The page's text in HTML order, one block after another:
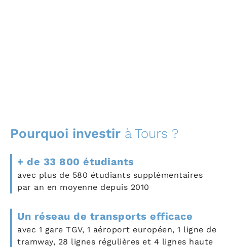
Pourquoi investir à Tours ?
+ de 33 800 étudiants
avec plus de 580 étudiants supplémentaires
par an en moyenne depuis 2010
Un réseau de transports efficace
avec 1 gare TGV, 1 aéroport européen, 1 ligne de
tramway, 28 lignes régulières et 4 lignes haute